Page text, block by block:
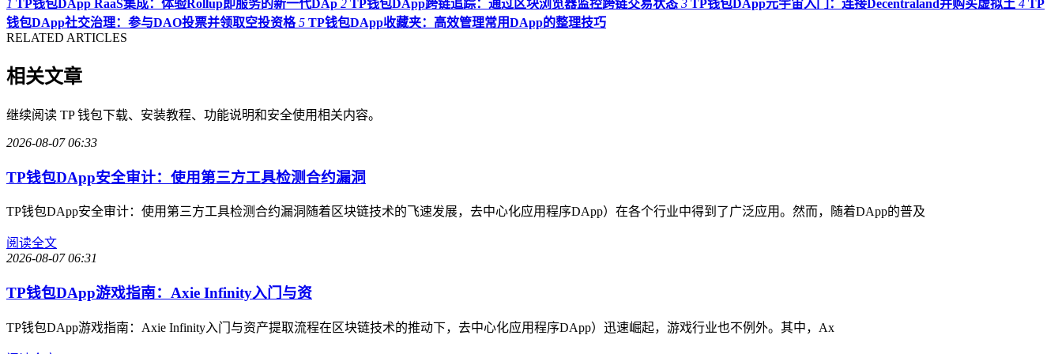
1 TP钱包DApp RaaS集成：体验Rollup即服务的新一代DAp 2 TP钱包DApp跨链追踪：通过区块浏览器监控跨链交易状态 3 TP钱包DApp元宇宙入门：连接Decentraland并购买虚拟土 4 TP
钱包DApp社交治理：参与DAO投票并领取空投资格 5 TP钱包DApp收藏夹：高效管理常用DApp的整理技巧
RELATED ARTICLES
相关文章
继续阅读 TP 钱包下载、安装教程、功能说明和安全使用相关内容。
2026-08-07 06:33
TP钱包DApp安全审计：使用第三方工具检测合约漏洞
TP钱包DApp安全审计：使用第三方工具检测合约漏洞随着区块链技术的飞速发展，去中心化应用程序DApp）在各个行业中得到了广泛应用。然而，随着DApp的普及
阅读全文
2026-08-07 06:31
TP钱包DApp游戏指南：Axie Infinity入门与资
TP钱包DApp游戏指南：Axie Infinity入门与资产提取流程在区块链技术的推动下，去中心化应用程序DApp）迅速崛起，游戏行业也不例外。其中，Ax